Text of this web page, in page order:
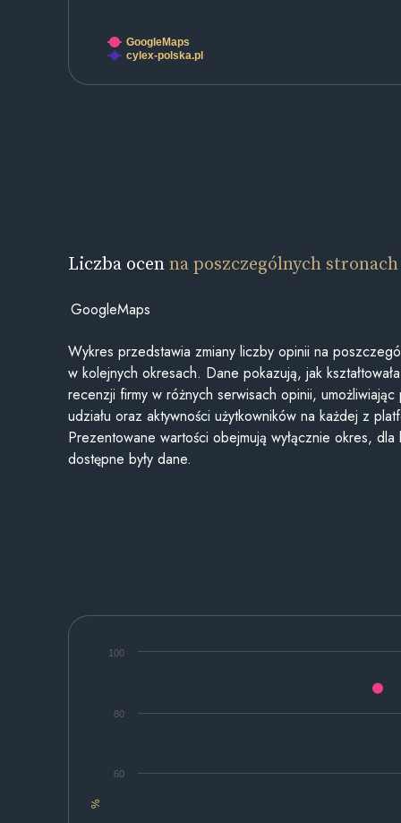
GoogleMaps
cylex-polska.pl
Liczba ocenna poszczególnych stronach
GoogleMaps
Wykres przedstawia zmiany liczby opinii na
w kolejnych okresach. Dane pokazują, jak
recenzji firmy w różnych serwisach opinii,
udziału oraz aktywności użytkowników na każdej z
Prezentowane wartości obejmują wyłącznie okres, dla
dostępne były dane.
%
60
80
100